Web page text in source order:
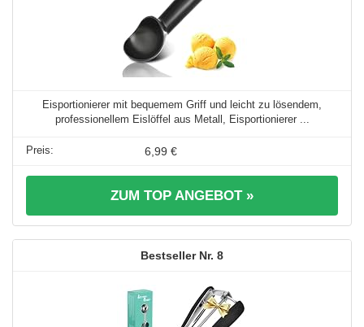
Eisportionierer mit bequemem Griff und leicht zu lösendem,
professionellem Eislöffel aus Metall, Eisportionierer ...
6,99 €
ZUM TOP ANGEBOT »
8